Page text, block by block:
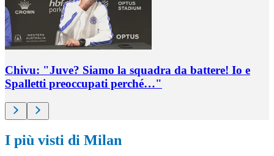
Chivu: "Juve? Siamo la squadra da battere! Io e
Spalletti preoccupati perché…"
I più visti di Milan